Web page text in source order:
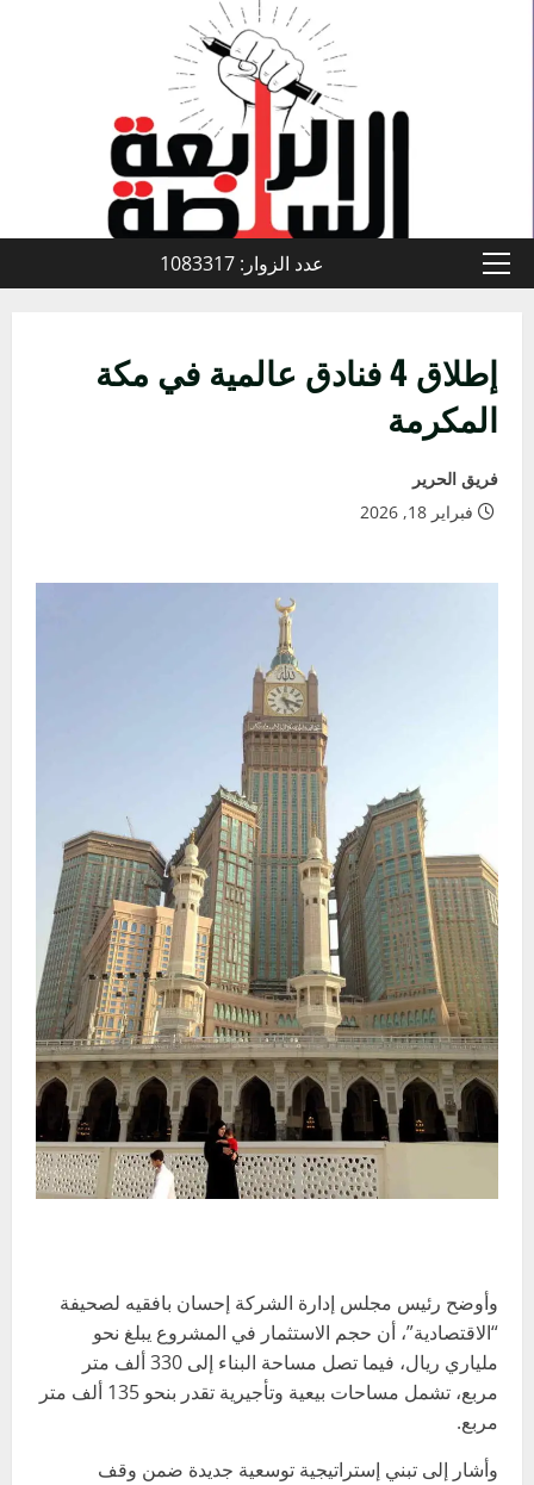
القائمة
عدد الزوار: 1083317
إطلاق 4 فنادق عالمية في مكة
المكرمة
فريق الحرير
فبراير 18, 2026
وأوضح رئيس مجلس إدارة الشركة إحسان بافقيه لصحيفة
“الاقتصادية”، أن حجم الاستثمار في المشروع يبلغ نحو
ملياري ريال، فيما تصل مساحة البناء إلى 330 ألف متر
مربع، تشمل مساحات بيعية وتأجيرية تقدر بنحو 135 ألف متر
مربع.
وأشار إلى تبني إستراتيجية توسعية جديدة ضمن وقف